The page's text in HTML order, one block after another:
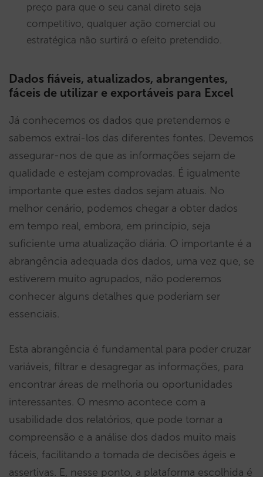
preço para que o seu canal direto seja
competitivo, qualquer ação comercial ou
estratégica não surtirá o efeito pretendido.
Dados fiáveis, atualizados, abrangentes,
fáceis de utilizar e exportáveis para Excel
Já conhecemos os dados que pretendemos e
sabemos extraí-los das diferentes fontes. Devemos
assegurar-nos de que as informações sejam de
qualidade e estejam comprovadas. É igualmente
importante que estes dados sejam atuais. No
melhor cenário, podemos chegar a obter dados
em tempo real, embora, em princípio, seja
suficiente uma atualização diária. O importante é a
abrangência adequada dos dados, uma vez que, se
estiverem muito agrupados, não poderemos
conhecer alguns detalhes que poderiam ser
essenciais.
Esta abrangência é fundamental para poder cruzar
variáveis, filtrar e desagregar as informações, para
encontrar áreas de melhoria ou oportunidades
interessantes. O mesmo acontece com a
usabilidade dos relatórios, que pode tornar a
compreensão e a análise dos dados muito mais
fáceis, facilitando a tomada de decisões ágeis e
assertivas. E, nesse ponto, a plataforma escolhida é